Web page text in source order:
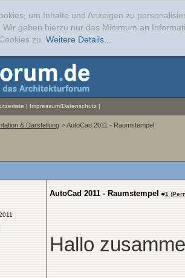
um Inhalte und Anzeigen zu
Wir geben hierzu nur das Minimum an
zu. Weitere Details...
| Impressum/Datenschutz |
& Darstellung > AutoCad 2011 - Raumstempel
AutoCad 2011 - Raumstempel #1 (
Hallo